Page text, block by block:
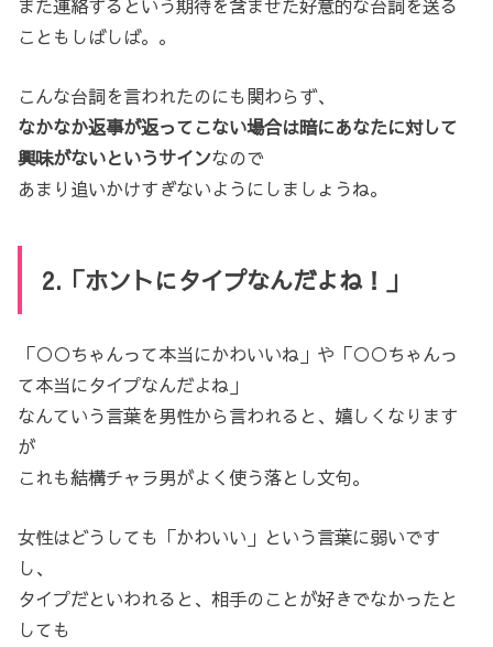
また連絡するという期待を含ませた好意的な台詞を送る
こともしばしば。。
こんな台詞を言われたのにも関わらず、
なかなか返事が返ってこない場合は暗にあなたに対して
興味がないというサインなので
あまり追いかけすぎないようにしましょうね。
2.「ホントにタイプなんだよね！」
「○○ちゃんって本当にかわいいね」や「○○ちゃんっ
て本当にタイプなんだよね」
なんていう言葉を男性から言われると、嬉しくなります
が
これも結構チャラ男がよく使う落とし文句。
女性はどうしても「かわいい」という言葉に弱いです
し、
タイプだといわれると、相手のことが好きでなかったと
しても